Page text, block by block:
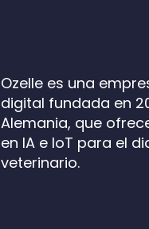
Ozelle es una
digital fundada en
Alemania, que
en IA e IoT para el
veterinario.